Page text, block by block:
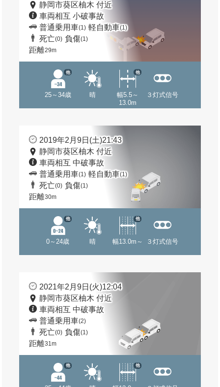
静岡市葵区柚木 付近
車両相互 小破事故
普通乗用車(1) 軽自動車(1)
死亡(0) 負傷(1)
距離29m
25～34歳
他
晴
幅5.5～
13.0m
他
３灯式信号
2019年2月9日(土)21:43
静岡市葵区柚木 付近
車両相互 中破事故
普通乗用車(1) 軽自動車(1)
死亡(0) 負傷(1)
距離30m
0～24歳
他
晴 幅13.0m～
他
３灯式信号
2021年2月9日(火)12:04
静岡市葵区柚木 付近
車両相互 中破事故
普通乗用車(2)
死亡(0) 負傷(1)
距離31m
他 他